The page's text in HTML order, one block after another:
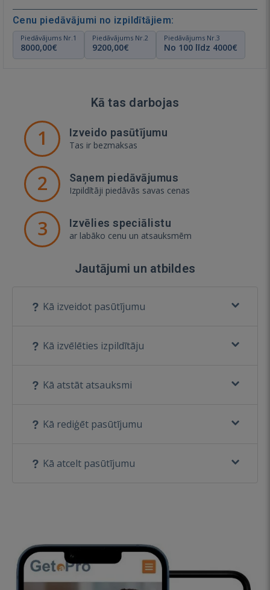
Cenu piedāvājumi no izpildītājiem:
Piedāvājums Nr.1
8000,00€
Piedāvājums Nr.2
9200,00€
Piedāvājums Nr.3
No 100 līdz 4000€
Kā tas darbojas
1 Izveido pasūtījumu
Tas ir bezmaksas
2 Saņem piedāvājumus
Izpildītāji piedāvās savas cenas
3 Izvēlies speciālistu
ar labāko cenu un atsauksmēm
Jautājumi un atbildes
Kā izveidot pasūtījumu
Kā izvēlēties izpildītāju
Kā atstāt atsauksmi
Kā rediģēt pasūtījumu
Kā atcelt pasūtījumu